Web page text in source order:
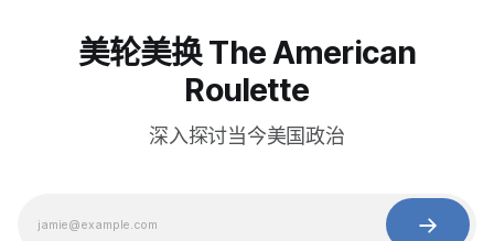
美轮美换 The American
Roulette
深入探讨当今美国政治